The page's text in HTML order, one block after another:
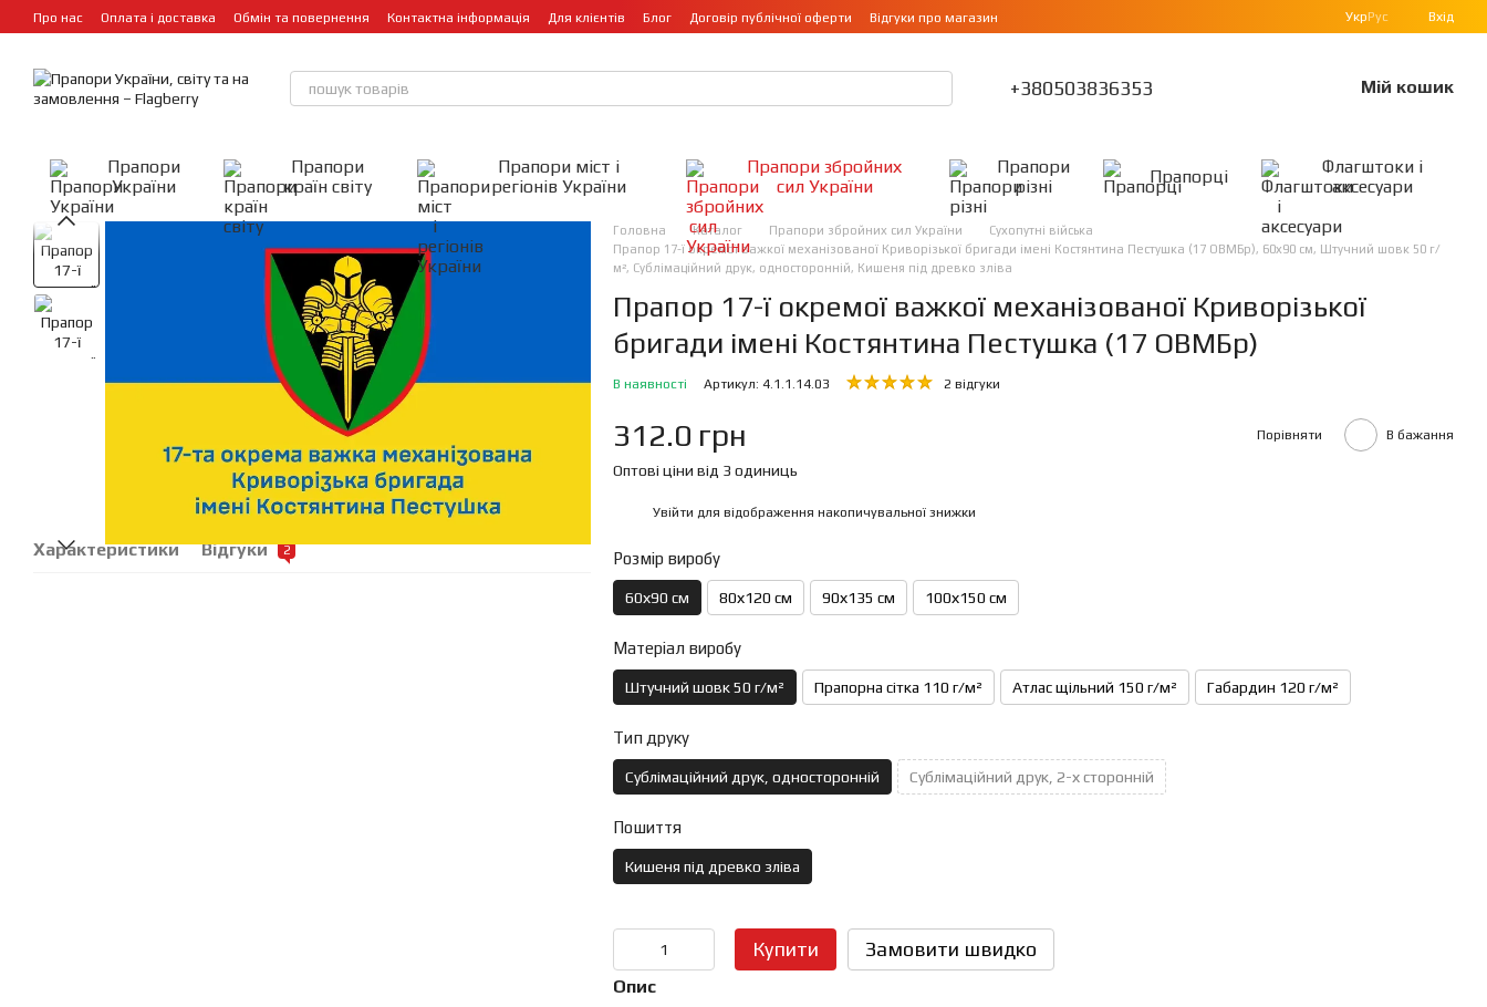
Перейти до основного контенту
Про нас Оплата і доставка Обмін та повернення Контактна інформація Для клієнтів Блог Договір публічної оферти Відгуки про магазин УкрРус Вхід
+380503836353 Мій кошик
Прапори
України
Прапори
країн світу
Прапори міст і
регіонів України
Прапори збройних
сил України
Прапори
різні
Прапорці
Флагштоки і
аксесуари
Характеристики Відгуки 2
Головна Каталог Прапори збройних сил України
Сухопутні війська
Прапор 17-ї окремої важкої механізованої Криворізької бригади імені Костянтина Пестушка (17 ОВМБр), 60х90 см, Штучний шовк 50 г/
м², Сублімаційний друк, односторонній, Кишеня під древко зліва
Прапор 17-ї окремої важкої механізованої Криворізької
бригади імені Костянтина Пестушка (17 ОВМБр)
В наявності Артикул: 4.1.1.14.03 2 відгуки
312.0 грн Порівняти В бажання
Оптові ціни від 3 одиниць
Увійти для відображення накопичувальної знижки
Розмір виробу
60х90 см 80х120 см 90х135 см 100х150 см
Матеріал виробу
Штучний шовк 50 г/м² Прапорна сітка 110 г/м² Атлас щільний 150 г/м² Габардин 120 г/м²
Тип друку
Сублімаційний друк, односторонній Сублімаційний друк, 2-х сторонній
Пошиття
Кишеня під древко зліва
Купити Замовити швидко
Опис